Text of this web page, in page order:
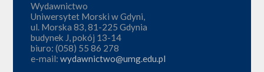
Wydawnictwo
Uniwersytet Morski w Gdyni,
ul. Morska 83, 81-225 Gdynia
budynek J, pokój 13-14
biuro: (058) 55 86 278
e-mail:wydawnictwo@umg.edu.pl